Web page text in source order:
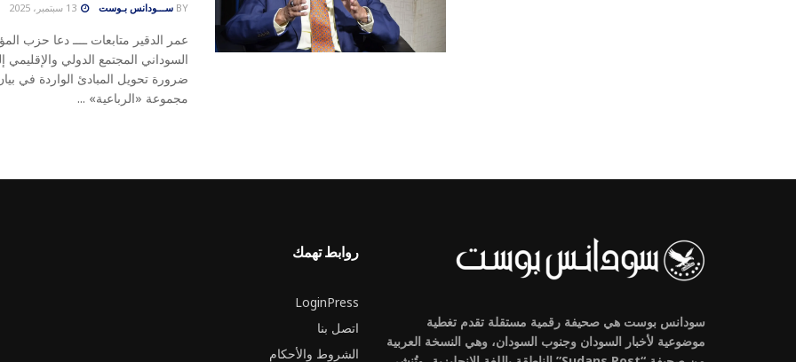
BY ســـودانس بـوست 13 سبتمبر، 2025
عمر الدقير متابعات ــــ دعا حزب
السوداني المجتمع الدولي والإقليمي
ضرورة تحويل المبادئ الواردة في
مجموعة «الرباعية» ...
سودانس بوست هي صحيفة رقمية مستقلة تقدم تغطية
موضوعية لأخبار السودان وجنوب السودان، وهي النسخة العربية
روابط تهمك
LoginPress
اتصل بنا
الشروط والأحكام